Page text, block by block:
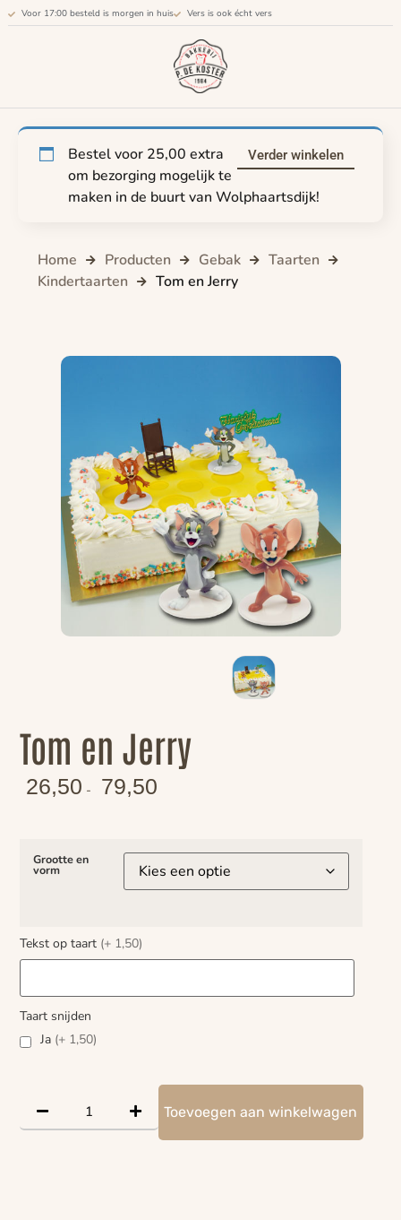
Voor 17:00 besteld is morgen in huis Vers is ook écht vers
Verder winkelen
Bestel voor 25,00 extra
om bezorging mogelijk te
maken in de buurt van Wolphaartsdijk!
Home Producten Gebak
Taarten
Kindertaarten
Tom en Jerry
Tom en Jerry
26,50 - 79,50
Grootte en
vorm
Tekst op taart (+ 1,50)
Taart snijden
Ja (+ 1,50)
Toevoegen aan winkelwagen